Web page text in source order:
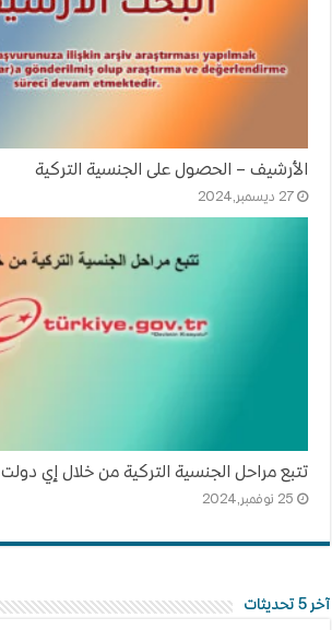
الأرشيف – الحصول على الجنسية التركية
27 ديسمبر,2024
تتبع مراحل الجنسية التركية من خلال إي دولت e devlet
25 نوفمبر,2024
آخر 5 تحديثات